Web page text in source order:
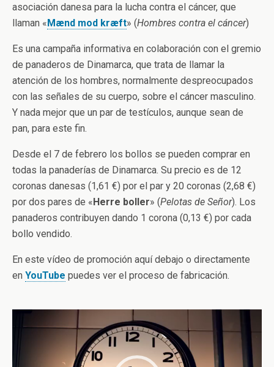
asociación danesa para la lucha contra el cáncer, que
llaman «Mænd mod kræft» (Hombres contra el cáncer)
Es una campaña informativa en colaboración con el gremio
de panaderos de Dinamarca, que trata de llamar la
atención de los hombres, normalmente despreocupados
con las señales de su cuerpo, sobre el cáncer masculino.
Y nada mejor que un par de testículos, aunque sean de
pan, para este fin.
Desde el 7 de febrero los bollos se pueden comprar en
todas la panaderías de Dinamarca. Su precio es de 12
coronas danesas (1,61 €) por el par y 20 coronas (2,68 €)
por dos pares de «Herre boller» (Pelotas de Señor). Los
panaderos contribuyen dando 1 corona (0,13 €) por cada
bollo vendido.
En este vídeo de promoción aquí debajo o directamente
en YouTube puedes ver el proceso de fabricación.
de
vídeo